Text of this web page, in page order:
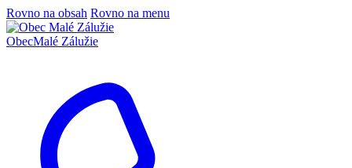
Rovno na obsah Rovno na menu
ObecMalé Zálužie